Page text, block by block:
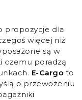
propozycje dla
więcej niż
są w
czemu poradzą
E-Cargo to
o przewożeniu